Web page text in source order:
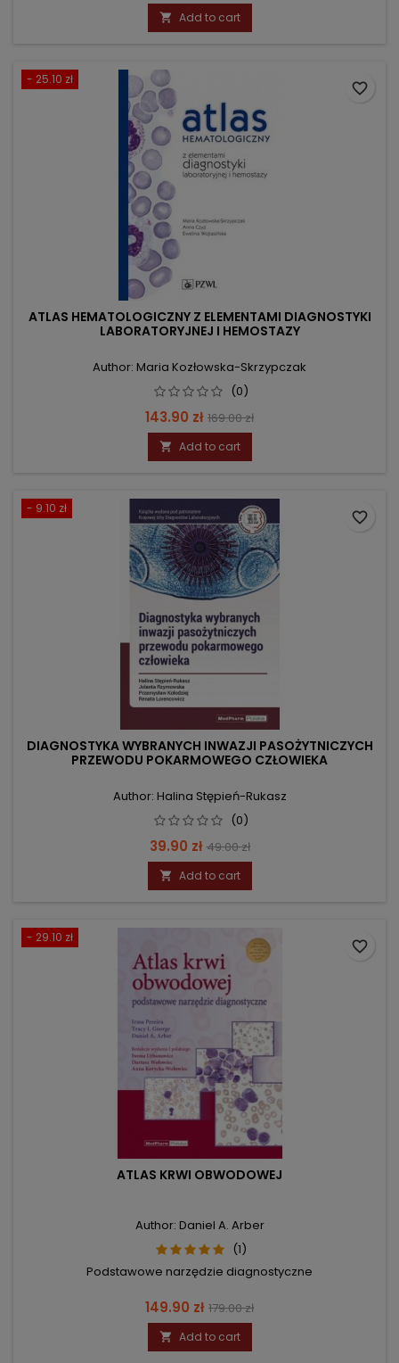
price
 Add to cart
- 25.10 zł
ATLAS HEMATOLOGICZNY Z ELEMENTAMI DIAGNOSTYKI
LABORATORYJNEJ I HEMOSTAZY
Author: Maria Kozłowska-Skrzypczak
(0)
Price
143.90 zł Regular
price
169.00 zł
 Add to cart
favorite_border
- 9.10 zł
DIAGNOSTYKA WYBRANYCH INWAZJI PASOŻYTNICZYCH
PRZEWODU POKARMOWEGO CZŁOWIEKA
Author: Halina Stępień-Rukasz
(0)
Price
39.90 zł Regular
price
49.00 zł
 Add to cart
favorite_border
- 29.10 zł
ATLAS KRWI OBWODOWEJ
Author: Daniel A. Arber
(1)
Podstawowe narzędzie diagnostyczne
Price
149.90 zł Regular
price
179.00 zł
 Add to cart
favorite_border